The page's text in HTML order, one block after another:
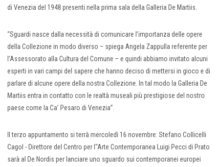
di Venezia del 1948 presenti nella prima sala della Galleria De Martiis.
“Sguardi nasce dalla necessità di comunicare l’importanza delle opere
della Collezione in modo diverso – spiega Angela Zappulla referente per
l’Assessorato alla Cultura del Comune – e quindi abbiamo invitato alcuni
esperti in vari campi del sapere che hanno deciso di mettersi in gioco e di
parlare di alcune opere della nostra Collezione. In tal modo la Galleria De
Martiis entra in contatto con le realtà museali più prestigiose del nostro
paese come la Ca’ Pesaro di Venezia”.
Il terzo appuntamento si terrà mercoledì 16 novembre: Stefano Collicelli
Cagol - Direttore del Centro per l''Arte Contemporanea Luigi Pecci di Prato
sarà al De Nordis per lanciare uno sguardo sui contemporanei europei